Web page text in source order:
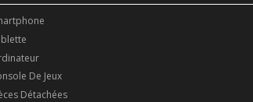
De Jeux
Détachées